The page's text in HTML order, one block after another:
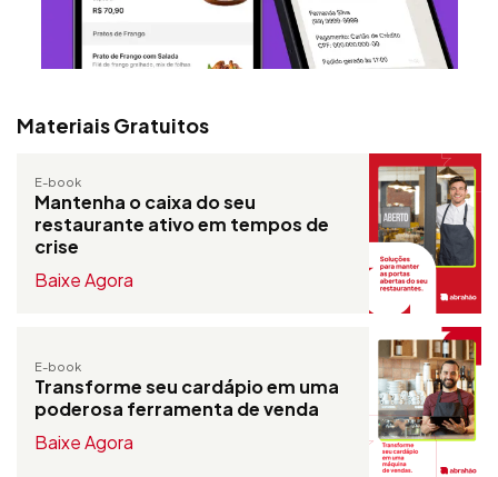
Materiais Gratuitos
E-book
Mantenha o caixa do seu
restaurante ativo em tempos de
crise
Baixe Agora
E-book
Transforme seu cardápio em uma
poderosa ferramenta de venda
Baixe Agora